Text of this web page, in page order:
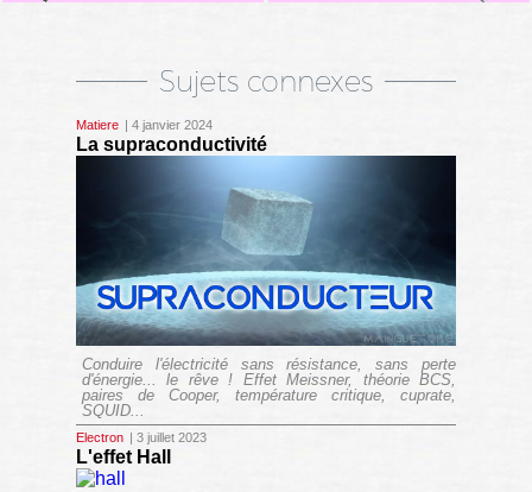
Sujets connexes
Matiere | 4 janvier 2024
La supraconductivité
Conduire l'électricité sans résistance, sans perte
d'énergie... le rêve ! Effet Meissner, théorie BCS,
paires de Cooper, température critique, cuprate,
SQUID...
Electron | 3 juillet 2023
L'effet Hall